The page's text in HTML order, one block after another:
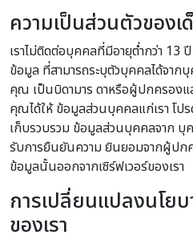
ความเป็นส่วนตัวของเ
เราไม่ติดต่อบุคคลที่มีอายุต่ำกว่า 13
ข้อมูล ที่สามารถระบุตัวบุคคลได้จาก
คุณ เป็นบิดามาร ดาหรือผู้ปกครอง
คุณได้ให้ ข้อมูลส่วนบุคคลแก่เรา โปรด
เก็บรวบรวม ข้อมูลส่วนบุคคลจาก บุ
รับการยืนยันความ ยินยอมจากผู้ปกค
ข้อมูลนั้นออกจากเซิร์ฟเวอร์ของเรา
การเปลี่ยนแปลงนโย
ของเรา